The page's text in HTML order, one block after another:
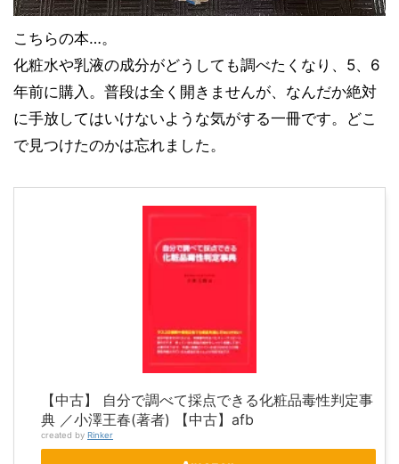
こちらの本…。
化粧水や乳液の成分がどうしても調べたくなり、5、6
年前に購入。普段は全く開きませんが、なんだか絶対
に手放してはいけないような気がする一冊です。どこ
で見つけたのかは忘れました。
【中古】 自分で調べて採点できる化粧品毒性判定事
典 ／小澤王春(著者) 【中古】afb
created by Rinker